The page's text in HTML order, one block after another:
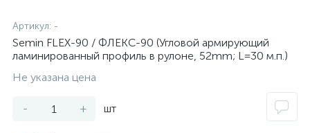
Артикул: -
Semin FLEX-90 / ФЛЕКС-90 (Угловой армирующий
ламинированный профиль в рулоне, 52mm; L=30 м.п.)
Не указана цена
- + шт